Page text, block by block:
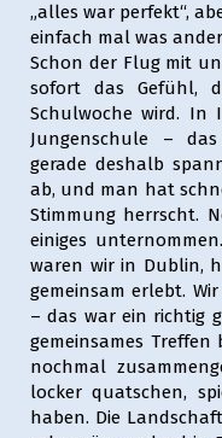
„alles war perfekt“,
einfach mal was
Schon der Flug mit
sofort das Gefühl,
Schulwoche wird. In
Jungenschule –
gerade deshalb
ab, und man hat
Stimmung herrscht.
einiges
waren wir in Dublin,
gemeinsam erlebt.
– das war ein richtig
gemeinsames
nochmal
locker quatschen,
haben. Die